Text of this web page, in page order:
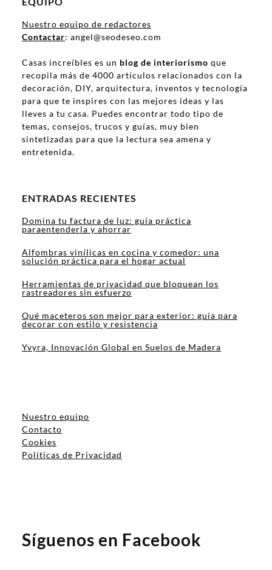
Nuestro equipo de redactores
Contactar: angel@seodeseo.com
Casas increíbles es un blog de interiorismo que
recopila más de 4000 artículos relacionados con la
decoración, DIY, arquitectura, inventos y tecnología
para que te inspires con las mejores ideas y las
lleves a tu casa. Puedes encontrar todo tipo de
temas, consejos, trucos y guías, muy bien
sintetizadas para que la lectura sea amena y
entretenida.
ENTRADAS RECIENTES
Domina tu factura de luz: guía práctica
paraentenderla y ahorrar
Alfombras vinílicas en cocina y comedor: una
solución práctica para el hogar actual
Herramientas de privacidad que bloquean los
rastreadores sin esfuerzo
Qué maceteros son mejor para exterior: guía para
decorar con estilo y resistencia
Yvyra, Innovación Global en Suelos de Madera
Nuestro equipo
Contacto
Cookies
Políticas de Privacidad
Síguenos en Facebook